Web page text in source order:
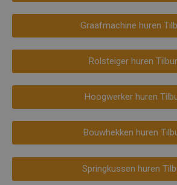
Graafmachine huren
Rolsteiger huren
Hoogwerker huren
Bouwhekken huren
Springkussen huren